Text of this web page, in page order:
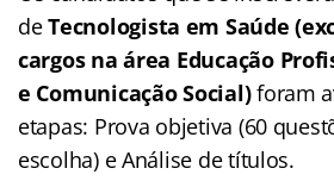
deTecnologista em Saúde
cargos na área Educação
e Comunicação Social)foram
etapas: Prova objetiva (60
escolha) e Análise de títulos.